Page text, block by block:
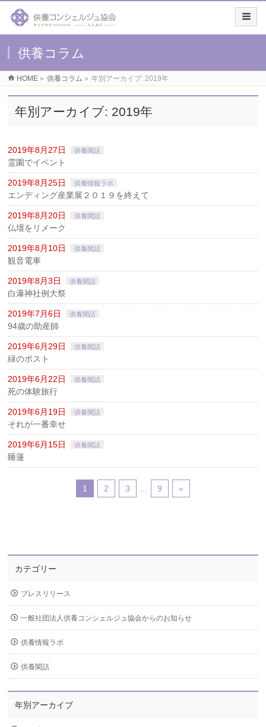
供養コラム
HOME » 供養コラム » 年別アーカイブ: 2019年
年別アーカイブ: 2019年
2019年8月27日 供養閑話
霊園でイベント
2019年8月25日 供養情報ラボ
エンディング産業展２０１９を終えて
2019年8月20日 供養閑話
仏壇をリメーク
2019年8月10日 供養閑話
観音電車
2019年8月3日 供養閑話
白瀑神社例大祭
2019年7月6日 供養閑話
94歳の助産師
2019年6月29日 供養閑話
緑のポスト
2019年6月22日 供養閑話
死の体験旅行
2019年6月19日 供養閑話
それが一番幸せ
2019年6月15日 供養閑話
睡蓮
1 2 3 9 »
カテゴリー
プレスリリース
一般社団法人供養コンシェルジュ協会からのお知らせ
供養情報ラボ
供養閑話
年別アーカイブ